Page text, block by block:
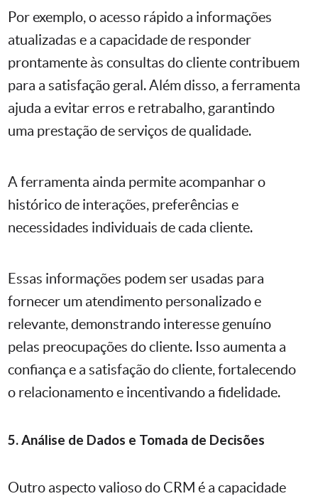
Por exemplo, o acesso rápido a informações
atualizadas e a capacidade de responder
prontamente às consultas do cliente contribuem
para a satisfação geral. Além disso, a ferramenta
ajuda a evitar erros e retrabalho, garantindo
uma prestação de serviços de qualidade.
A ferramenta ainda permite acompanhar o
histórico de interações, preferências e
necessidades individuais de cada cliente.
Essas informações podem ser usadas para
fornecer um atendimento personalizado e
relevante, demonstrando interesse genuíno
pelas preocupações do cliente. Isso aumenta a
confiança e a satisfação do cliente, fortalecendo
o relacionamento e incentivando a fidelidade.
5. Análise de Dados e Tomada de Decisões
Outro aspecto valioso do CRM é a capacidade